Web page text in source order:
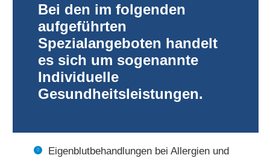
Bei den im folgenden
aufgeführten
Spezialangeboten handelt
es sich um sogenannte
Individuelle
Gesundheitsleistungen.
Eigenblutbehandlungen bei Allergien und